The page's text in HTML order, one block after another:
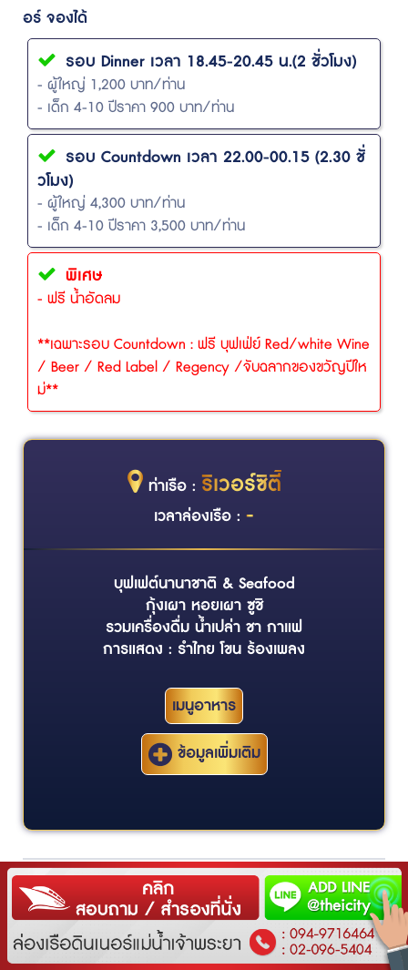
อร์ จองได้
รอบ Dinner เวลา 18.45-20.45 น.(2 ชั่วโมง)
- ผู้ใหญ่ 1,200 บาท/ท่าน
- เด็ก 4-10 ปีราคา 900 บาท/ท่าน
รอบ Countdown เวลา 22.00-00.15 (2.30 ชั่
วโมง)
- ผู้ใหญ่ 4,300 บาท/ท่าน
- เด็ก 4-10 ปีราคา 3,500 บาท/ท่าน
พิเศษ
- ฟรี น้ำอัดลม
**เฉพาะรอบ Countdown : ฟรี บุฟเฟ่ย์ Red/white Wine
/ Beer / Red Label / Regency /จับฉลากของขวัญปีให
ม่**
ท่าเรือ : ริเวอร์ซิตี้
เวลาล่องเรือ : -
บุฟเฟต์นานาชาติ & Seafood
กุ้งเผา หอยเผา ซูชิ
รวมเครื่องดื่ม น้ำเปล่า ชา กาแฟ
การแสดง : รำไทย โขน ร้องเพลง
เมนูอาหาร
ข้อมูลเพิ่มเติม